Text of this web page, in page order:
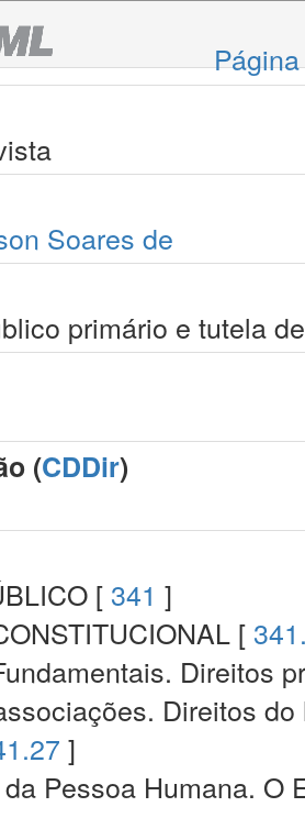
Soares de
primário e tutela
(CDDir)
[ 341 ]
[
Direitos
Direitos
]
Pessoa Humana.